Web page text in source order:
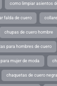
como limpiar asientos
falda de cuero
chupas de cuero hombre
para hombres de cuero
mujer de moda
chaquetas de cuero negra